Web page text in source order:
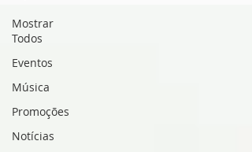
Mostrar
Todos
Eventos
Música
Promoções
Notícias